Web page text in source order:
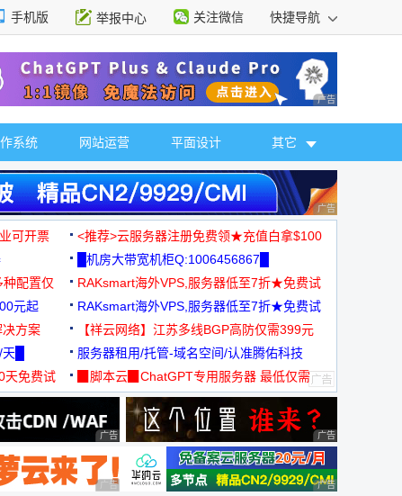
手机版 举报中心 关注微信 快捷导航
择 广告 商业广告，理
系统 网站运营 平面设计 其它
广告 商业广告，理
可开票
<推荐>云服务器注册免费领★充值白拿$100
█机房大带宽机柜Q:1006456867█
配置仅
RAKsmart海外VPS,服务器低至7折★免费试
用★
元起
RAKsmart海外VPS,服务器低至7折★免费试
用★
方案
【祥云网络】江苏多线BGP高防仅需399元
█
服务器租用/托管-域名空间/认准腾佑科技
免费试
▉脚本云▉ChatGPT专用服务器 最低仅需
19元/月
广告 商业广告，理性选择 广告 商业广告，理
广告 商业广告，理性选择 广告 商业广告，理